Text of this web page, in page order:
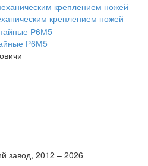
креплением ножей
Р6М5
завод, 2012 – 2026